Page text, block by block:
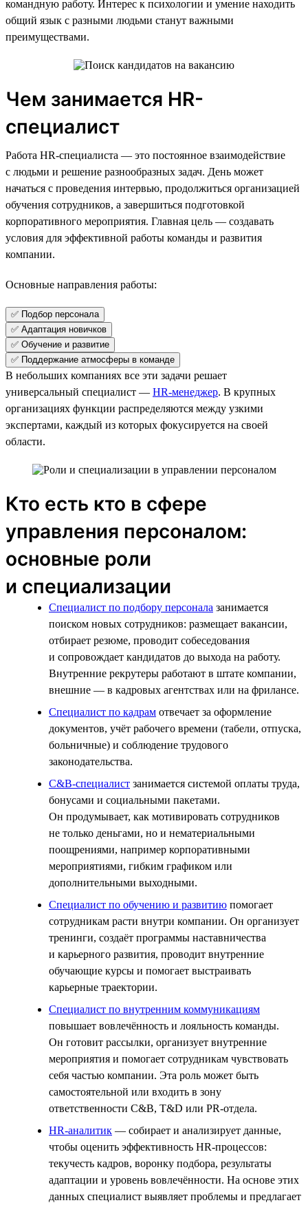
командную работу. Интерес к психологии и умение находить
общий язык с разными людьми станут важными
преимуществами.
Чем занимается HR-
специалист
Работа HR-специалиста — это постоянное взаимодействие
с людьми и решение разнообразных задач. День может
начаться с проведения интервью, продолжиться организацией
обучения сотрудников, а завершиться подготовкой
корпоративного мероприятия. Главная цель — создавать
условия для эффективной работы команды и развития
компании.
Основные направления работы:
✅ Подбор персонала
✅ Адаптация новичков
✅ Обучение и развитие
✅ Поддержание атмосферы в команде
В небольших компаниях все эти задачи решает
универсальный специалист — HR-менеджер. В крупных
организациях функции распределяются между узкими
экспертами, каждый из которых фокусируется на своей
области.
Кто есть кто в сфере
управления персоналом:
основные роли
и специализации
Специалист по подбору персонала занимается
поиском новых сотрудников: размещает вакансии,
отбирает резюме, проводит собеседования
и сопровождает кандидатов до выхода на работу.
Внутренние рекрутеры работают в штате компании,
внешние — в кадровых агентствах или на фрилансе.
Специалист по кадрам отвечает за оформление
документов, учёт рабочего времени (табели, отпуска,
больничные) и соблюдение трудового
законодательства.
C&B-специалист занимается системой оплаты труда,
бонусами и социальными пакетами.
Он продумывает, как мотивировать сотрудников
не только деньгами, но и нематериальными
поощрениями, например корпоративными
мероприятиями, гибким графиком или
дополнительными выходными.
Специалист по обучению и развитию помогает
сотрудникам расти внутри компании. Он организует
тренинги, создаёт программы наставничества
и карьерного развития, проводит внутренние
обучающие курсы и помогает выстраивать
карьерные траектории.
Специалист по внутренним коммуникациям
повышает вовлечённость и лояльность команды.
Он готовит рассылки, организует внутренние
мероприятия и помогает сотрудникам чувствовать
себя частью компании. Эта роль может быть
самостоятельной или входить в зону
ответственности C&B, T&D или PR-отдела.
HR-аналитик — собирает и анализирует данные,
чтобы оценить эффективность HR-процессов:
текучесть кадров, воронку подбора, результаты
адаптации и уровень вовлечённости. На основе этих
данных специалист выявляет проблемы и предлагает